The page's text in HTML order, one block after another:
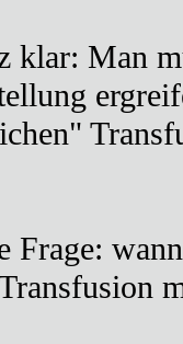
klar: Man
Frage: